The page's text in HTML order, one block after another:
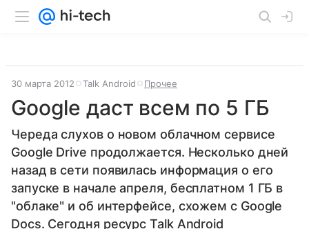
30 марта 2012 Talk Android Прочее
Google даст всем по 5 ГБ
Череда слухов о новом облачном сервисе
Google Drive продолжается. Несколько дней
назад в сети появилась информация о его
запуске в начале апреля, бесплатном 1 ГБ в
"облаке" и об интерфейсе, схожем с Google
Docs. Сегодня ресурс Talk Android